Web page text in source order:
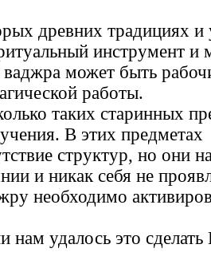
древних традициях и
инструмент
ваджра может быть
работы.
таких старинных
В этих предметах
структур, но они
и никак себя не
необходимо
нам удалось это